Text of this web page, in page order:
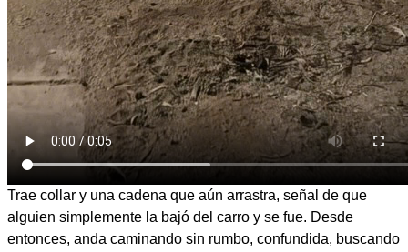
Trae collar y una cadena que aún arrastra, señal de que
alguien simplemente la bajó del carro y se fue. Desde
entonces, anda caminando sin rumbo, confundida, buscando